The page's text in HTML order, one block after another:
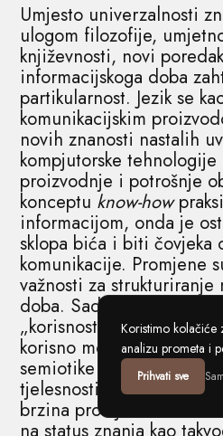
Umjesto univerzalnosti
ulogom filozofije,
književnosti, novi
informacijskoga doba
partikularnost. Jezik se
komunikacijskim
novih znanosti nastalih
kompjutorske
proizvodnje i potrošnje
konceptu know-how
informacijom, onda je
sklopa bića i biti čovjeka
komunikacije. Promjene
važnosti za
doba. Sada vodeće
„korisnost“ i
korisno mora biti
semiotike do
tjelesnosti u korpusu
brzina promjena mora
na status znanja kao
Koristimo kolačiće
analizu prometa i
Prihvati sve